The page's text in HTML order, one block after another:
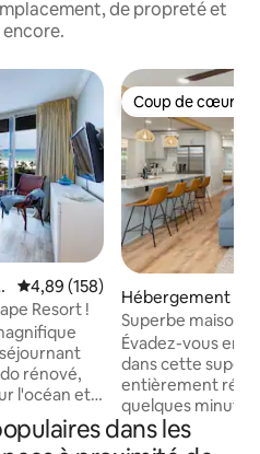
de propreté et
encore.
Évaluation moyenne sur la
4,89 (158)
Resort !
rénové,
l'océan et
pour
! Profitez
Coup de cœur
Coup de cœur
Hébergement ⋅
Beach
Superbe maison
rénovée. À 8
Évadez-vous en
dans cette
entièrement
quelques
immaculées de
maison
dans les